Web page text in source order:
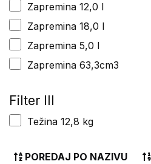
Zapremina 12,0 l
Zapremina 18,0 l
Zapremina 5,0 l
Zapremina 63,3cm3
Filter III
Težina 12,8 kg
POREDAJ PO NAZIVU